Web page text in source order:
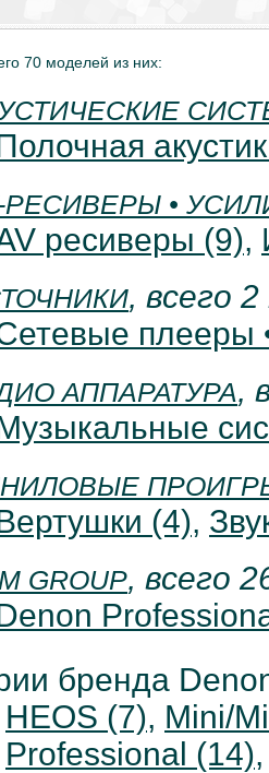
70 моделей из них:
РЕСИВЕРЫ •
ресиверы (9),
, всего
плееры
АППАРАТУРА,
(4),
GROUP, всего
бренда
HEOS (7), Mini/
Professional (14)